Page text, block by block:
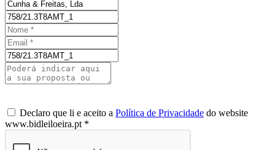
Declaro que li e aceito a Política de Privacidade do website
www.bidleiloeira.pt *